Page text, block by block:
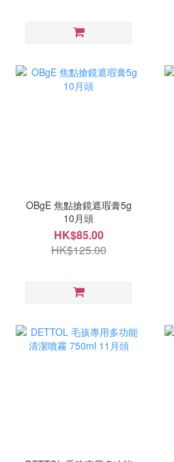
OBgE 焦點搶鏡遮瑕膏5g
10月頭
HK$85.00
HK$125.00